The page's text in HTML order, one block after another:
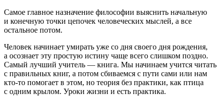
Самое главное назначение философии выяснить начальную
и конечную точки цепочек человеческих мыслей, а все
остальное потом.
Человек начинает умирать уже со дня своего дня рождения,
а осознает эту простую истину чаще всего слишком поздно.
Самый лучший учитель — книга. Мы начинаем учится читать
с правильных книг, а потом сбиваемся с пути сами или нам
кто-то помогает в этом, но теория без практики, как птица
с одним крылом. Уроки жизни и есть практика.